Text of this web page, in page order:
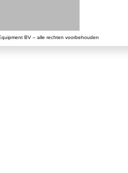
BV – alle rechten voorbehouden